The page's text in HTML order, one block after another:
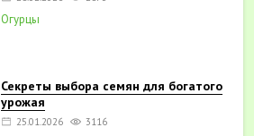
Огурцы
Секреты выбора семян для богатого
урожая
25.01.2026 3116